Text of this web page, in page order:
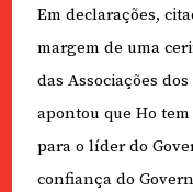
Em declarações,
margem de uma
das Associações
apontou que Ho
para o líder do
confiança do